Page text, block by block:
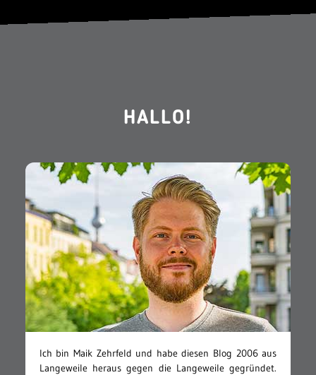
HALLO!
Ich bin Maik Zehrfeld und habe diesen Blog 2006 aus
Langeweile heraus gegen die Langeweile gegründet.